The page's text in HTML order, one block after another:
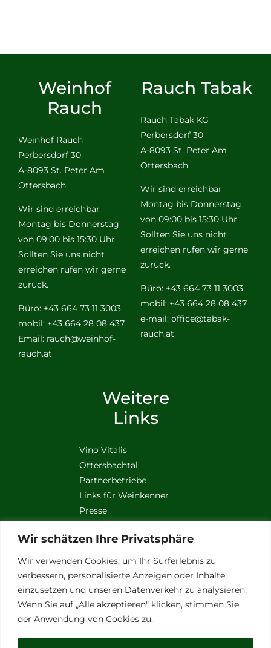
Wir schätzen Ihre Privatsphäre
Wir verwenden Cookies, um Ihr Surferlebnis zu
verbessern, personalisierte Anzeigen oder Inhalte
einzusetzen und unseren Datenverkehr zu analysieren.
Wenn Sie auf „Alle akzeptieren" klicken, stimmen Sie
der Anwendung von Cookies zu.
Weinhof
Rauch
Weinhof Rauch
Perbersdorf 30
A-8093 St. Peter Am
Ottersbach
Wir sind erreichbar
Montag bis Donnerstag
von 09:00 bis 15:30 Uhr
Sollten Sie uns nicht
erreichen rufen wir gerne
zurück.
Büro: +43 664 73 11 3003
mobil: +43 664 28 08 437
Email: rauch@weinhof-
rauch.at
Rauch Tabak
Rauch Tabak KG
Perbersdorf 30
A-8093 St. Peter Am
Ottersbach
Wir sind erreichbar
Montag bis Donnerstag
von 09:00 bis 15:30 Uhr
Sollten Sie uns nicht
erreichen rufen wir gerne
zurück.
Büro: +43 664 73 11 3003
mobil: +43 664 28 08 437
e-mail: office@tabak-
rauch.at
Weitere
Links
Vino Vitalis
Ottersbachtal
Partnerbetriebe
Links für Weinkenner
Presse